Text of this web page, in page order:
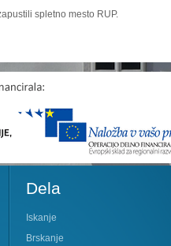
spletno mesto RUP.
Dela
Iskanje
Brskanje